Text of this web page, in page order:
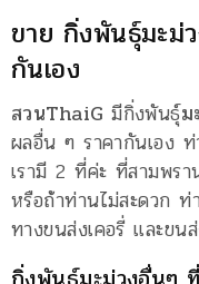
ขาย กิ่งพันธุ์มะม่
กันเอง
สวนThaiG มีกิ่งพันธุ์ม
ผลอื่น ๆ ราคากันเอง
เรามี 2 ที่ค่ะ ที่สามพร
หรือถ้าท่านไม่สะดวก ท่
ทางขนส่งเคอรี่ และข